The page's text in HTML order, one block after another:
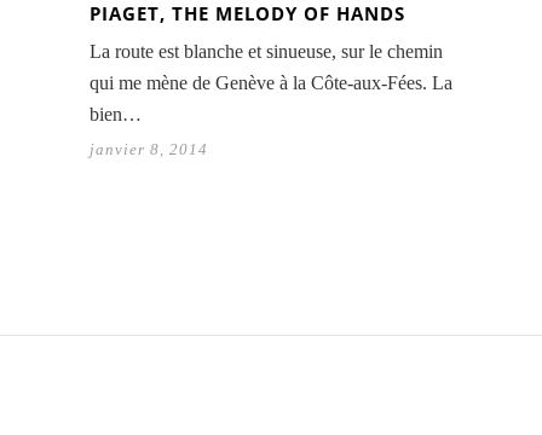
PIAGET, THE MELODY OF HANDS
La route est blanche et sinueuse, sur le chemin
qui me mène de Genève à la Côte-aux-Fées. La
bien…
janvier 8, 2014